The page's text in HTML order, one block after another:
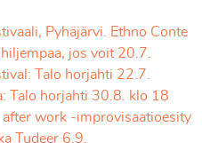
Pyhäjärvi. Ethno Conte
jos voit 20.7.
Talo horjahti 22.7.
Talo horjahti 30.8. klo 18
work -improvisaatioesity
Tudeer 6.9.